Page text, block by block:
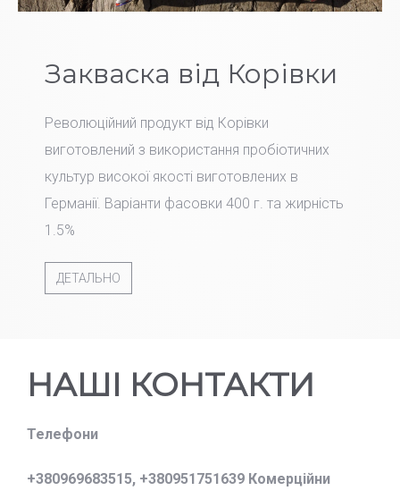
Закваска від Корівки
Революційний продукт від Корівки
виготовлений з використання пробіотичних
культур високої якості виготовлених в
Германії. Варіанти фасовки 400 г. та жирність
1.5%
ДЕТАЛЬНО
НАШІ КОНТАКТИ
Телефони
+380969683515, +380951751639 Комерційни